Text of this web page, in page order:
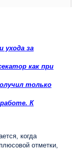
ухода за
как при
только
К
когда
отметки,